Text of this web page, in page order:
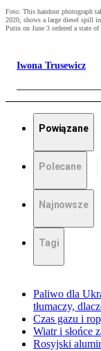
Foto: This handout photograph
2020, shows a large diesel spill
Putin on June 3 ordered a state of
Iwona Trusewicz
Powiązane
Polecane
Najnowsze
Tagi
Paliwo dla
tłumaczy,
Czas gazu i
Wiatr i słońce
Rosyjski